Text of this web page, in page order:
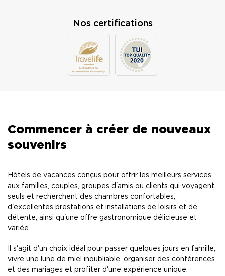
Nos certifications
Commencer à créer de nouveaux
souvenirs
Hôtels de vacances conçus pour offrir les meilleurs services
aux familles, couples, groupes d'amis ou clients qui voyagent
seuls et recherchent des chambres confortables,
d'excellentes prestations et installations de loisirs et de
détente, ainsi qu'une offre gastronomique délicieuse et
variée.
Il s'agit d'un choix idéal pour passer quelques jours en famille,
vivre une lune de miel inoubliable, organiser des conférences
et des mariages et profiter d'une expérience unique.